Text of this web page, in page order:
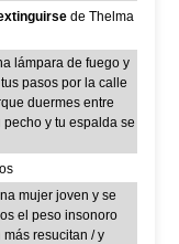
de Thelma
lámpara de fuego y
pasos por la calle
duermes entre
y tu espalda se
mujer joven y se
el peso insonoro
resucitan / y